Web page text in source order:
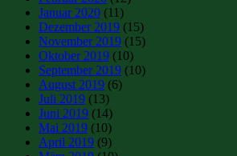
Januar 2020 (11)
Dezember 2019 (15)
November 2019 (15)
Oktober 2019 (10)
September 2019 (10)
August 2019 (6)
Juli 2019 (13)
Juni 2019 (14)
Mai 2019 (10)
April 2019 (9)